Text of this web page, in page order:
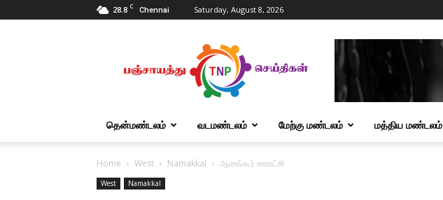
28.8 C Chennai Saturday, August 8, 2026
Tnpanchayat
தென்மண்டலம் வடமண்டலம் மேற்கு மண்டலம் மத்திய மண்டலம்
Home West Namakkal ஆனங்கூர் ஊராட்சி
West Namakkal